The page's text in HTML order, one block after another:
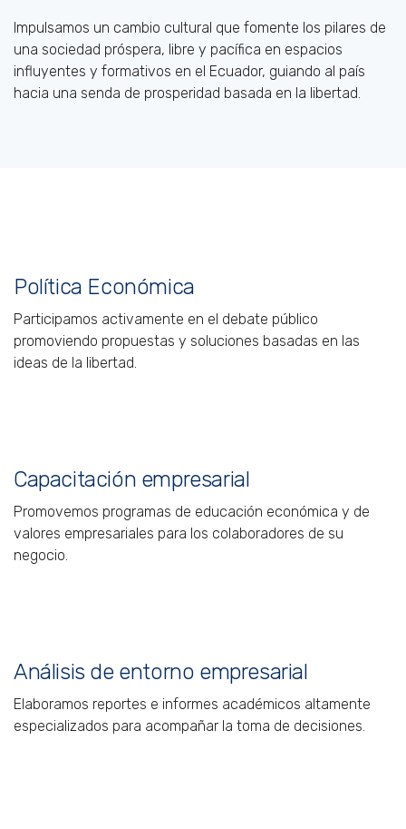
Impulsamos un cambio cultural que fomente los pilares de
una sociedad próspera, libre y pacífica en espacios
influyentes y formativos en el Ecuador, guiando al país
hacia una senda de prosperidad basada en la libertad.
Política Económica
Participamos activamente en el debate público
promoviendo propuestas y soluciones basadas en las
ideas de la libertad.
Capacitación empresarial
Promovemos programas de educación económica y de
valores empresariales para los colaboradores de su
negocio.
Análisis de entorno empresarial
Elaboramos reportes e informes académicos altamente
especializados para acompañar la toma de decisiones.